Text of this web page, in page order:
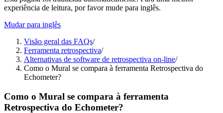
experiência de leitura, por favor mude para inglês.
Mudar para inglês
Visão geral das FAQs/
Ferramenta retrospectiva/
Alternativas de software de retrospectiva on-line/
Como o Mural se compara à ferramenta Retrospectiva do
Echometer?
Como o Mural se compara à ferramenta
Retrospectiva do Echometer?